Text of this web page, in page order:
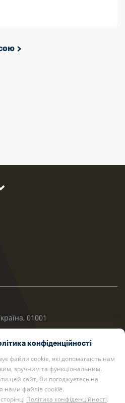
01001
конфіденційності
файли cookie, які допомагають нам
зручним та функціональним.
цей сайт, Ви погоджуєтесь на
нами файлів cookie.
Політика конфіденційності.